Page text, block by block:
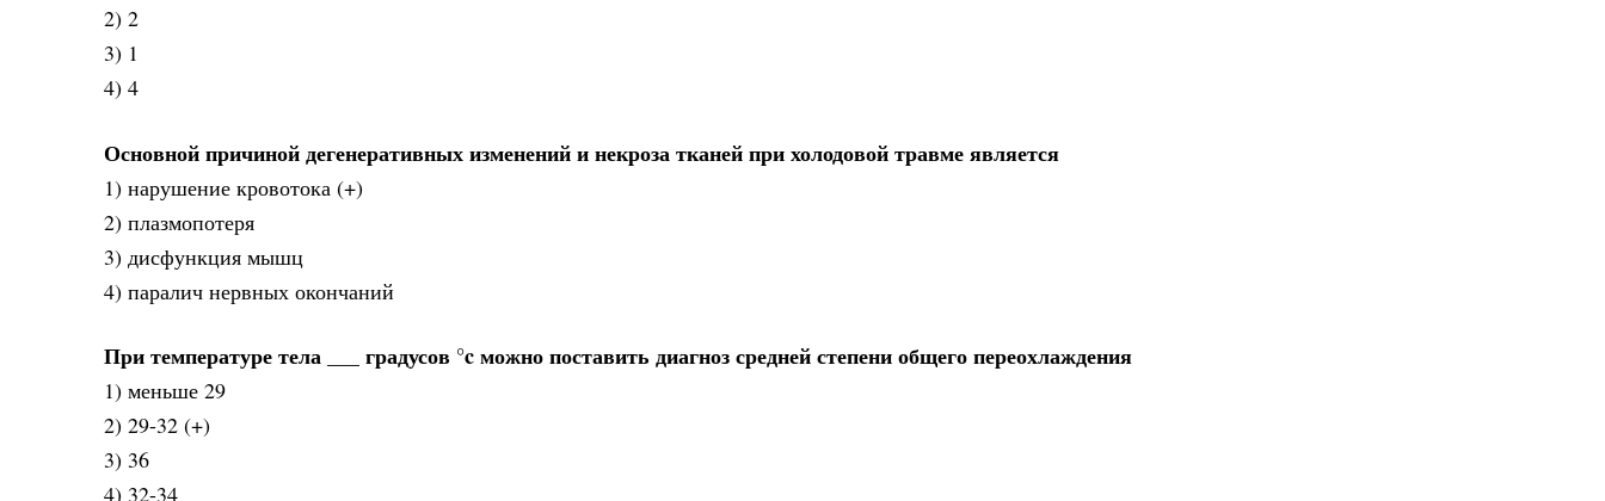
2) 2
3) 1
4) 4
Основной причиной дегенеративных изменений и некроза тканей при холодовой травме является
1) нарушение кровотока (+)
2) плазмопотеря
3) дисфункция мышц
4) паралич нервных окончаний
При температуре тела ___ градусов °c можно поставить диагноз средней степени общего переохлаждения
1) меньше 29
2) 29-32 (+)
3) 36
4) 32-34